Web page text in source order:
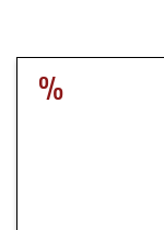
%